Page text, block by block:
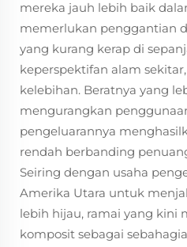
mereka jauh lebih baik
memerlukan penggantian
yang kurang kerap di
keperspektifan alam
kelebihan. Beratnya yang
mengurangkan
pengeluarannya
rendah berbanding
Seiring dengan usaha
Amerika Utara untuk
lebih hijau, ramai yang kini
komposit sebagai